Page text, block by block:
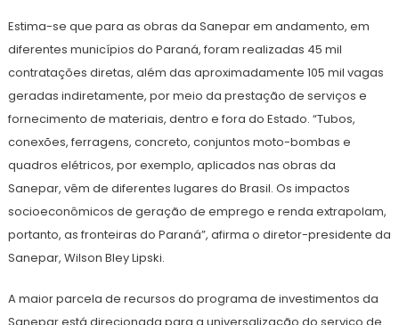
Estima-se que para as obras da Sanepar em andamento, em
diferentes municípios do Paraná, foram realizadas 45 mil
contratações diretas, além das aproximadamente 105 mil vagas
geradas indiretamente, por meio da prestação de serviços e
fornecimento de materiais, dentro e fora do Estado. “Tubos,
conexões, ferragens, concreto, conjuntos moto-bombas e
quadros elétricos, por exemplo, aplicados nas obras da
Sanepar, vêm de diferentes lugares do Brasil. Os impactos
socioeconômicos de geração de emprego e renda extrapolam,
portanto, as fronteiras do Paraná”, afirma o diretor-presidente da
Sanepar, Wilson Bley Lipski.
A maior parcela de recursos do programa de investimentos da